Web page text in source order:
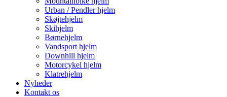
Urban / Pendler hjelm
Skøjtehjelm
Skihjelm
Børnehjelm
Vandsport hjelm
Downhill hjelm
Motorcykel hjelm
Klatrehjelm
Nyheder
Kontakt os